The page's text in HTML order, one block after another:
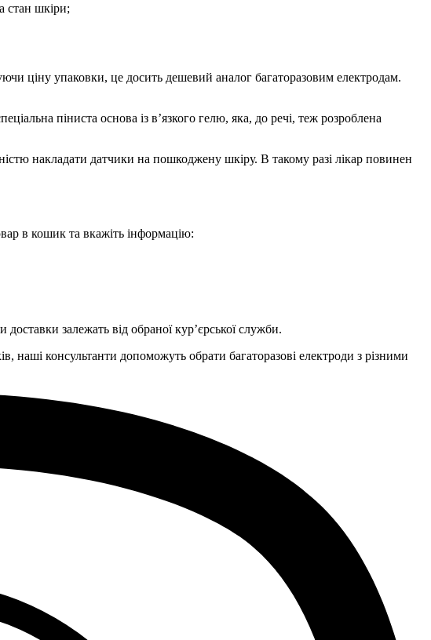
стан шкіри;
ціну упаковки, це досить дешевий аналог багаторазовим електродам.
піниста основа із в’язкого гелю, яка, до речі, теж розроблена
накладати датчики на пошкоджену шкіру. В такому разі лікар повинен
в кошик та вкажіть інформацію:
залежать від обраної кур’єрської служби.
наші консультанти допоможуть обрати багаторазові електроди з різними